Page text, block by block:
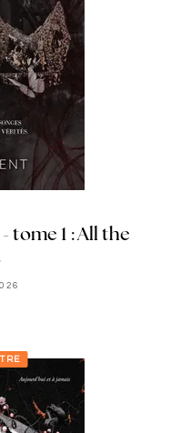
tome 1 : All the